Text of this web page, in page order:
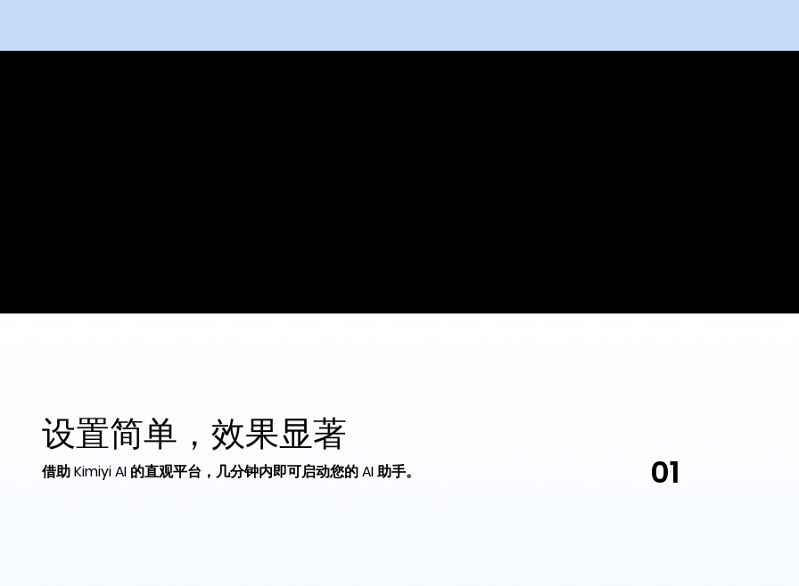
设置简单，效果显著
借助 Kimiyi AI 的直观平台，几分钟内即可启动您的 AI 助手。 01